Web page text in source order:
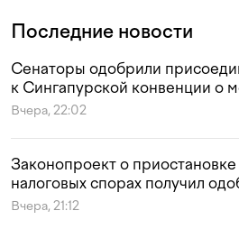
Последние новости
Сенаторы одобрили
к Сингапурской конвенции о
Вчера, 22:02
Законопроект о
налоговых спорах получил
Вчера, 21:12